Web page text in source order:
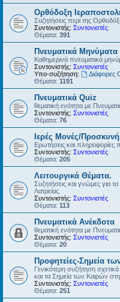
Ορθόδοξη
Συζητήσεις περί της
Συντονιστής: Συντονιστές
Θέματα: 391
Πνευματικά Μηνύματα
Καθημερινά πνευματικά
Συντονιστής: Συντονιστές
Υπο-συζήτηση:
Διάφορες
Θέματα: 1191
Πνευματικά Quiz
θεματική ενότητα με
Συντονιστής: Συντονιστές
Θέματα: 76
Ιερές Μονές/
Ερωτήσεις και
Συντονιστής: Συντονιστές
Θέματα: 205
Λειτουργικά Θέματα.
Συζητήσεις και γνώμες για
Λατρείας.
Συντονιστής: Συντονιστές
Θέματα: 113
Πνευματικά Ανέκδοτα
θεματική ενότητα με
Συντονιστής: Συντονιστές
Θέματα: 20
Προφητείες-Σημεία
Γενικότερη συζήτηση
και τα Σημεία των Καιρών
Συντονιστής: Συντονιστές
Θέματα: 251